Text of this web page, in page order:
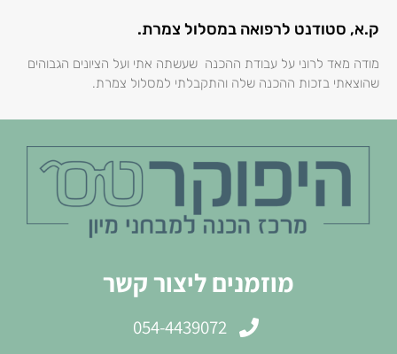
ק.א, סטודנט לרפואה במסלול צמרת.
מודה מאד לרוני על עבודת ההכנה שעשתה אתי ועל הציונים הגבוהים
שהוצאתי בזכות ההכנה שלה והתקבלתי למסלול צמרת.
מוזמנים ליצור קשר
054-4439072